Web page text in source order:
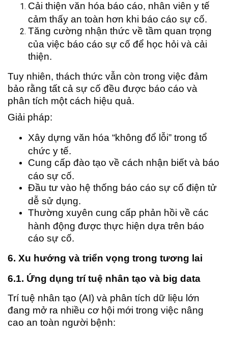
Cải thiện văn hóa báo cáo, nhân viên y tế
cảm thấy an toàn hơn khi báo cáo sự cố.
Tăng cường nhận thức về tầm quan trọng
của việc báo cáo sự cố để học hỏi và cải
thiện.
Tuy nhiên, thách thức vẫn còn trong việc đảm
bảo rằng tất cả sự cố đều được báo cáo và
phân tích một cách hiệu quả.
Giải pháp:
Xây dựng văn hóa “không đổ lỗi” trong tổ
chức y tế.
Cung cấp đào tạo về cách nhận biết và báo
cáo sự cố.
Đầu tư vào hệ thống báo cáo sự cố điện tử
dễ sử dụng.
Thường xuyên cung cấp phản hồi về các
hành động được thực hiện dựa trên báo
cáo sự cố.
6. Xu hướng và triển vọng trong tương lai
6.1. Ứng dụng trí tuệ nhân tạo và big data
Trí tuệ nhân tạo (AI) và phân tích dữ liệu lớn
đang mở ra nhiều cơ hội mới trong việc nâng
cao an toàn người bệnh: